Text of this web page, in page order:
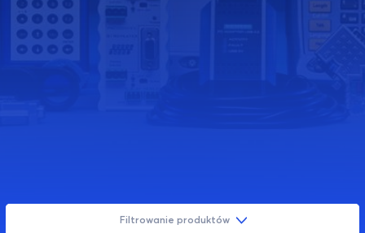
Filtrowanie produktów